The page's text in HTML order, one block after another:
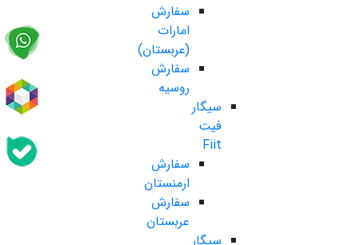
سفارش
امارات
(عربستان)
سفارش
روسیه
سیگار
فیت
Fiit
سفارش
ارمنستان
سفارش
عربستان
سیگار